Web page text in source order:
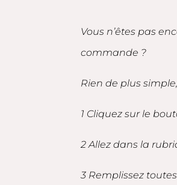
Vous n’êtes pas
commande ?
Rien de plus
1 Cliquez sur le
2 Allez dans la
3 Remplissez